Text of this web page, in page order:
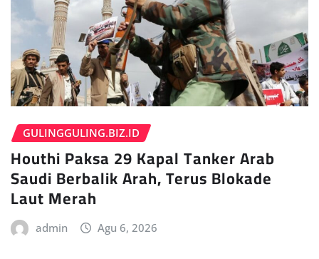
GULINGGULING.BIZ.ID
Houthi Paksa 29 Kapal Tanker Arab
Saudi Berbalik Arah, Terus Blokade
Laut Merah
admin Agu 6, 2026